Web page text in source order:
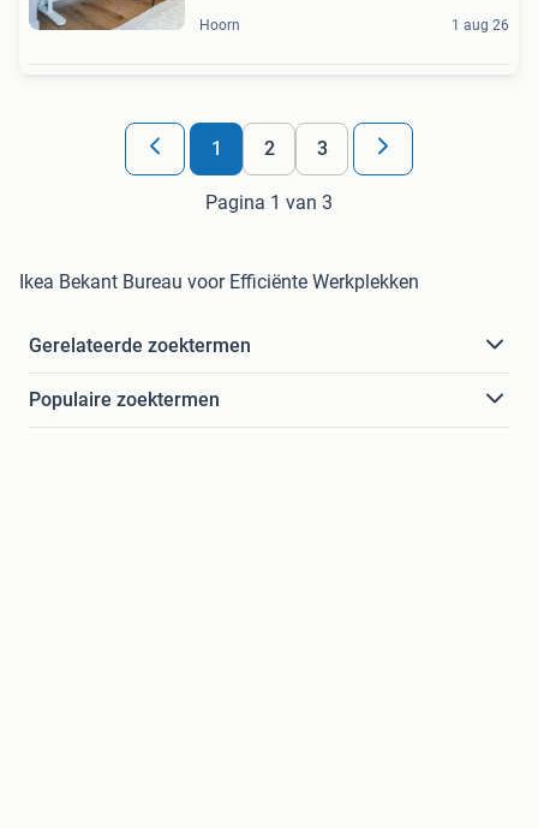
Hoorn 1 aug 26
1 2 3
Pagina 1 van 3
Ikea Bekant Bureau voor Efficiënte Werkplekken
Gerelateerde zoektermen
Populaire zoektermen